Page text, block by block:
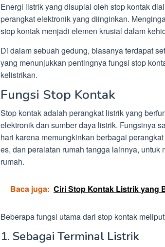
Energi listrik yang disuplai oleh stop kontak
perangkat elektronik yang diinginkan.
stop kontak menjadi elemen krusial dalam
Di dalam sebuah gedung, biasanya terdapat
yang menunjukkan pentingnya fungsi stop
kelistrikan.
Fungsi Stop Kontak
Stop kontak adalah perangkat listrik yang
elektronik dan sumber daya listrik. Fungsinya
hari karena memungkinkan berbagai
es, dan peralatan rumah tangga lainnya,
rumah.
Baca juga: Ciri Stop Kontak Listrik yang
Beberapa fungsi utama dari stop kontak
1. Sebagai Terminal Listrik